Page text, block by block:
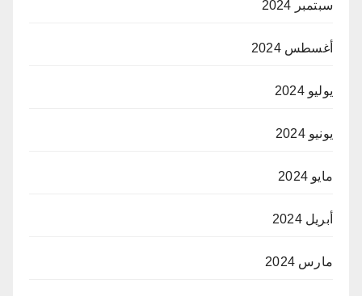
سبتمبر 2024
أغسطس 2024
يوليو 2024
يونيو 2024
مايو 2024
أبريل 2024
مارس 2024